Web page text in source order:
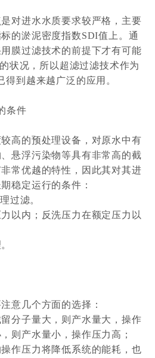
对进水水质要求较严格，主要
的淤泥密度指数SDI值上。通
膜过滤技术的前提下才有可能
状况，所以超滤过滤技术作为
到越来越广泛的应用。
条件
高的预处理设备，对原水中有
悬浮污染物等具有非常高的截
常优越的特性，因此其对其进
稳定运行的条件：
过滤。
以内；反洗压力在额定压力以
意几个方面的选择：
分子量大，则产水量大，操作
则产水量小，操作压力高；
作压力将降低系统的能耗，也